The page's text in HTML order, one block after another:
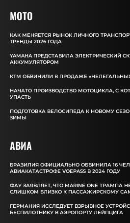
MOTO
КАК МЕНЯЕТСЯ РЫНОК ЛИЧНОГО
ТРЕНДЫ 2026 ГОДА
YAMAHA ПРЕДСТАВИЛА ЭЛЕКТРИЧЕСКИЙ
АККУМУЛЯТОРОМ
КТМ ОБВИНИЛИ В ПРОДАЖЕ
НАЧАТО ПРОИЗВОДСТВО МОТОЦИКЛА, С
УПАСТЬ
ПОДГОТОВКА ВЕЛОСИПЕДА К НОВОМУ
ЗИМЫ
АВИА
БРАЗИЛИЯ ОФИЦИАЛЬНО ОБВИНИЛА 16
АВИАКАТАСТРОФЕ VOEPASS В 2024 ГОДУ
ФАУ ЗАЯВЛЯЕТ, ЧТО MARINE ONE ТРАМПА
СЛИШКОМ БЛИЗКО К ПАССАЖИРСКОМУ
ГЕРМАНИЯ ИССЛЕДУЕТ ВЗРЫВНОЕ
БЕСПИЛОТНИКУ В АЭРОПОРТУ ЛЕЙПЦИГА